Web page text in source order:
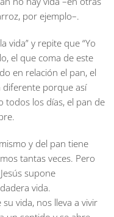
por ejemplo–.
vida” y repite que “Yo
el que coma de este
en relación el pan, el
diferente porque así
todos los días, el pan de
y del pan tiene
tantas veces. Pero
supone
vida.
vida, nos lleva a vivir